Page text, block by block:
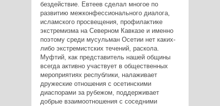
бездействие. Евтеев сделал многое по
развитию межконфессионального диалога,
исламского просвещения, профилактике
экстремизма на Северном Кавказе и именно
поэтому среди мусульман Осетии нет каких-
либо экстремистских течений, раскола.
Муфтий, как представитель нашей общины
всегда активно участвует в общественных
мероприятиях республики, налаживает
дружеские отношения с осетинскими
диаспорами за рубежом, поддерживает
добрые взаимоотношения с соседними